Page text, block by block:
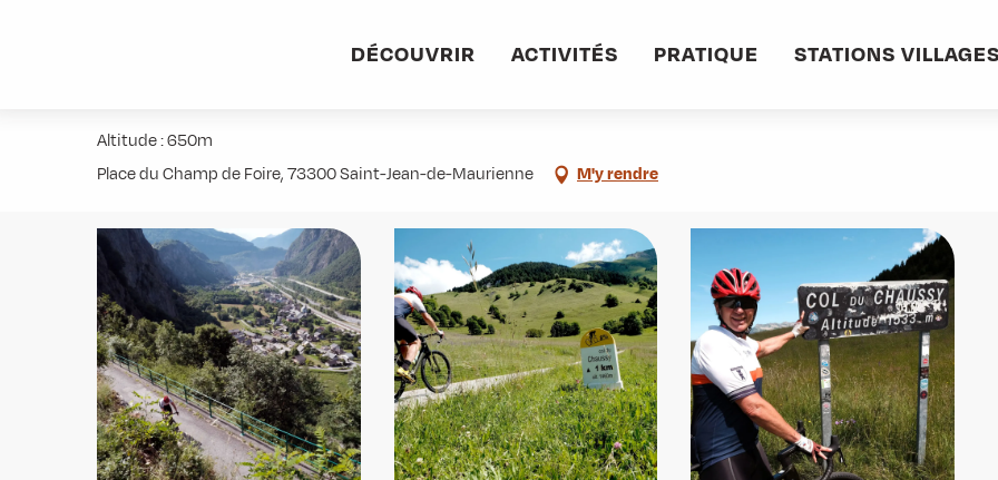
DÉCOUVRIR ACTIVITÉS PRATIQUE STATIONS VILLAGES
Altitude : 650m
Place du Champ de Foire, 73300 Saint-Jean-de-Maurienne
M'y rendre